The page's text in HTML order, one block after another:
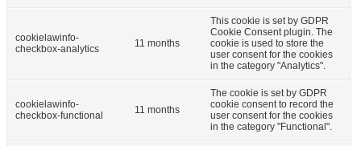
cookielawinfo-
checkbox-analytics
11 months
This cookie is set by GDPR
Cookie Consent plugin. The
cookie is used to store the
user consent for the cookies
in the category "Analytics".
cookielawinfo-
checkbox-functional
11 months
The cookie is set by GDPR
cookie consent to record the
user consent for the cookies
in the category "Functional".